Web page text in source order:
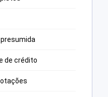
de crédito